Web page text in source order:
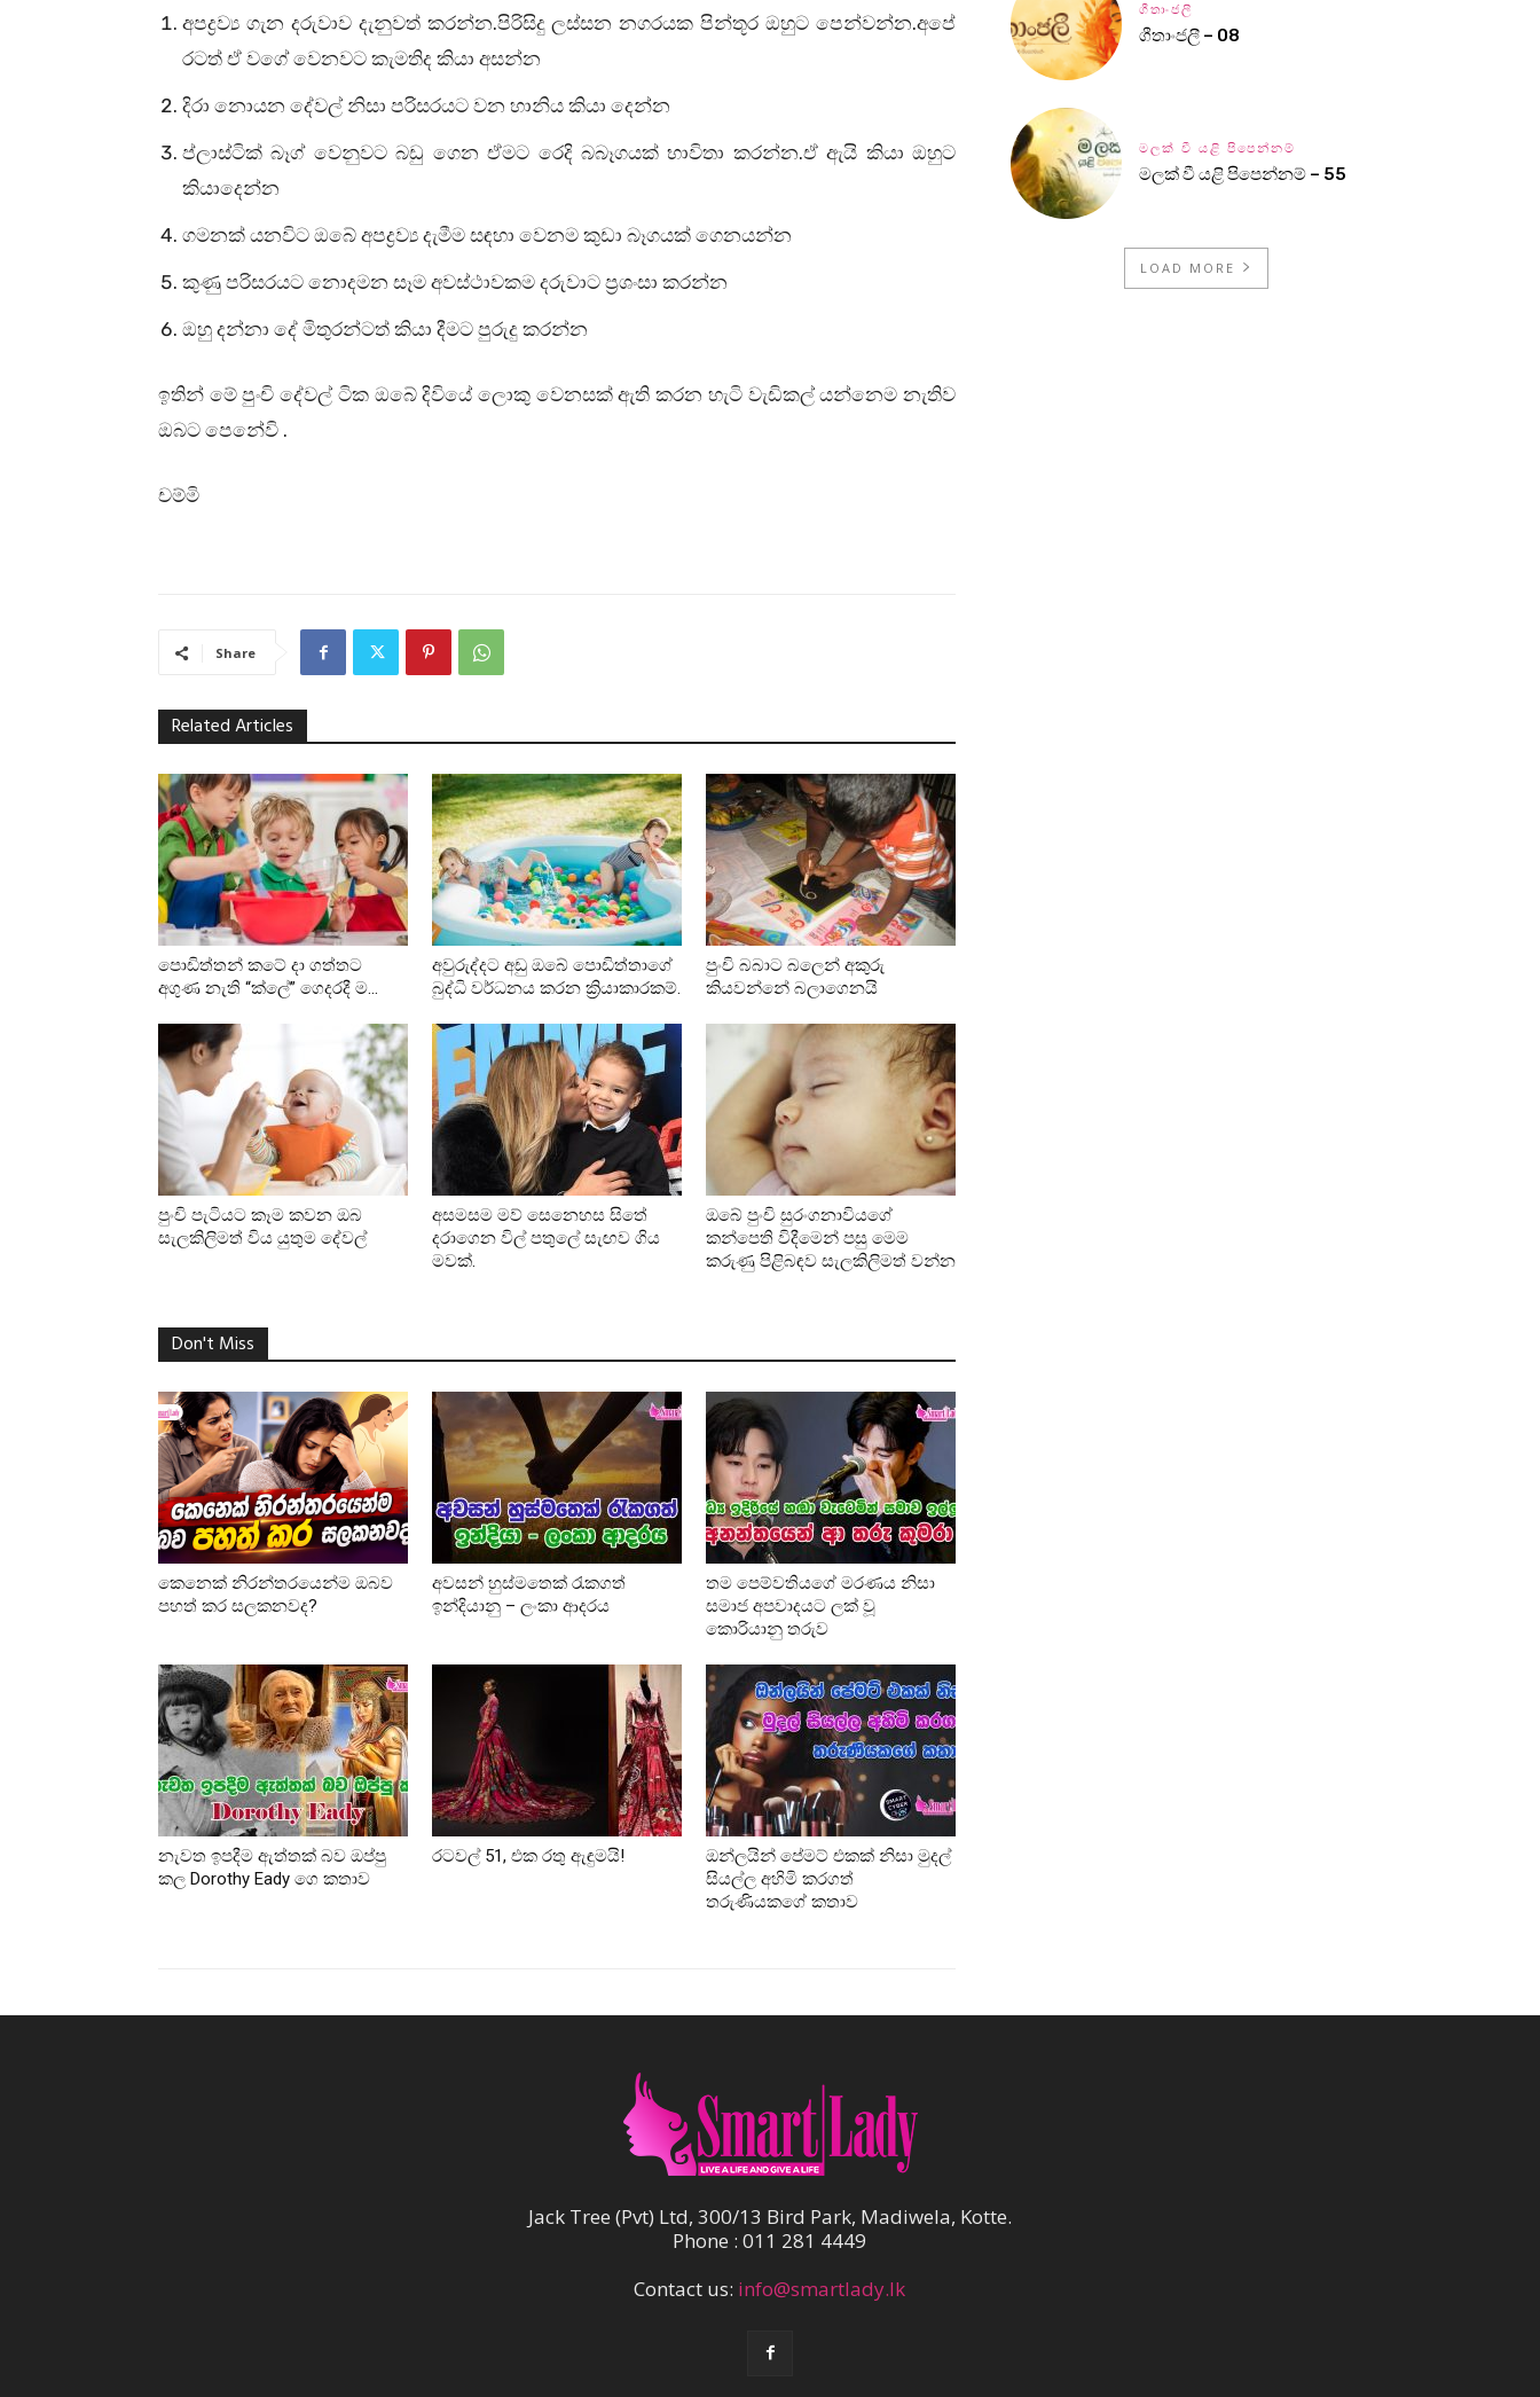
අපද්‍රව්‍ය ගැන දරුවාව දැනුවත් කරන්න.පිරිසිදු ලස්සන නගරයක පින්තූර ඔහුට පෙන්වන්න.අපේ
රටත් ඒ වගේ වෙනවට කැමතිද කියා අසන්න
දිරා නොයන දේවල් නිසා පරිසරයට වන හානිය කියා දෙන්න
ප්ලාස්ටික් බෑග් වෙනුවට බඩු ගෙන ඒමට රෙදි බබෑගයක් භාවිතා කරන්න.ඒ ඇයි කියා ඔහුට
කියාදෙන්න
ගමනක් යනවිට ඔබේ අපද්‍රව්‍ය දැමීම සඳහා වෙනම කුඩා බෑගයක් ගෙනයන්න
කුණු පරිසරයට නොදමන සෑම අවස්ථාවකම දරුවාට ප්‍රශංසා කරන්න
ඔහු දන්නා දේ මිතුරන්ටත් කියා දීමට පුරුදු කරන්න
ඉතින් මේ පුංචි දේවල් ටික ඔබේ දිවියේ ලොකු වෙනසක් ඇති කරන හැටි වැඩිකල් යන්නෙම නැතිව
ඔබට පෙනේවි .
චම්මි
Share
Related Articles
පොඩිත්තන් කටේ දා ගත්තට
අගුණ නැති “ක්ලේ” ගෙදරදී ම...
අවුරුද්දට අඩු ඔබේ පොඩිත්තාගේ
බුද්ධි වර්ධනය කරන ක්‍රියාකාරකම්.
පුංචි බබාට බලෙන් අකුරු
කියවන්නේ බලාගෙනයි
පුංචි පැටියට කෑම කවන ඔබ
සැලකිලිමත් විය යුතුම දේවල්
අසමසම මව් සෙනෙහස සිතේ
දරාගෙන විල් පතුලේ සැඟව ගිය
මවක්.
ඔබේ පුංචි සුරංගනාවියගේ
කන්පෙති විදීමෙන් පසු මෙම
කරුණු පිළිබඳව සැලකිලිමත් වන්න
Don't Miss
කෙනෙක් නිරන්තරයෙන්ම ඔබව
පහත් කර සලකනවද?
අවසන් හුස්මතෙක් රැකගත්
ඉන්දියානු – ලංකා ආදරය
තම පෙම්වතියගේ මරණය නිසා
සමාජ අපවාදයට ලක් වූ
කොරියානු තරුව
නැවත ඉපදීම ඇත්තක් බව ඔප්පු
කල Dorothy Eady ගෙ කතාව
රටවල් 51, එක රතු ඇඳුමයි!
ඔන්ලයින් පේමට් එකක් නිසා මුදල්
සියල්ල අහිමි කරගත්
තරුණියකගේ කතාව
ගීතාංජලී
ගීතාංජලී – 08
මලක් වී යළි පිපෙන්නම්
මලක් වී යළි පිපෙන්නම් – 55
LOAD MORE
Jack Tree (Pvt) Ltd, 300/13 Bird Park, Madiwela, Kotte.
Phone : 011 281 4449
Contact us: info@smartlady.lk